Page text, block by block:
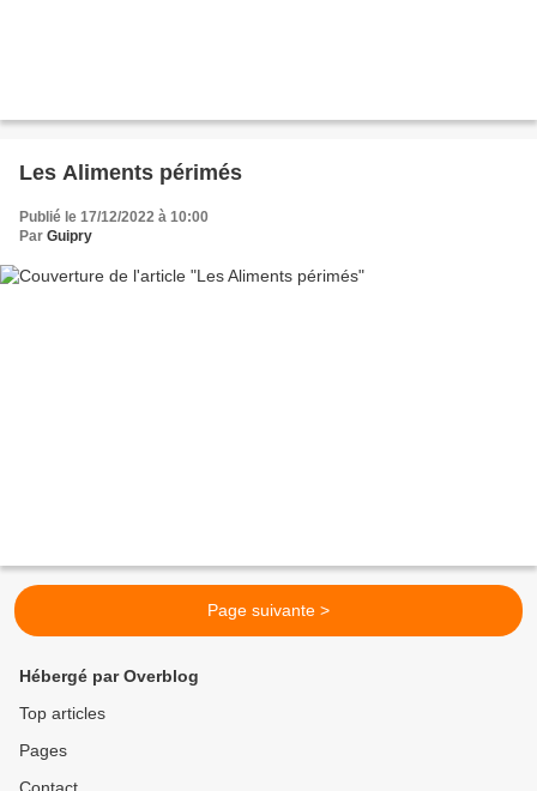
Les Aliments périmés
Publié le 17/12/2022 à 10:00
Par Guipry
Page suivante >
Hébergé par Overblog
Top articles
Pages